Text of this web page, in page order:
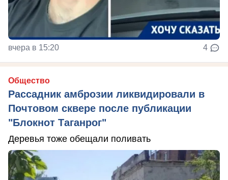
вчера в 15:20 4
Общество
Рассадник амброзии ликвидировали в
Почтовом сквере после публикации
"Блокнот Таганрог"
Деревья тоже обещали поливать